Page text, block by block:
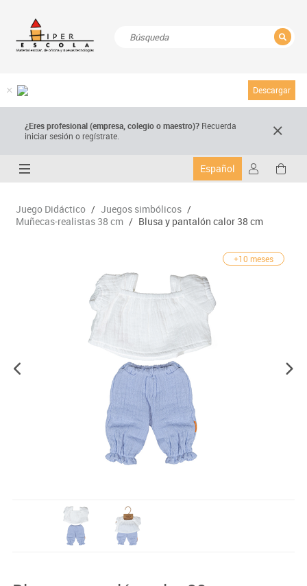
Descargar
¿Eres profesional (empresa, colegio o maestro)? Recuerda
iniciar sesión o regístrate.
Español
Juego Didáctico / Juegos simbólicos /
Muñecas-realistas 38 cm / Blusa y pantalón calor 38 cm
+10 meses